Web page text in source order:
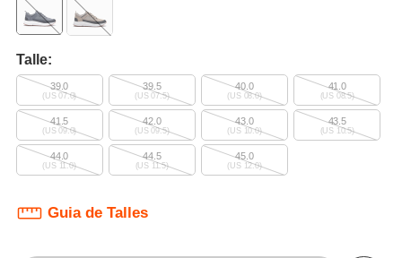
Talle:
39.0
(US 07.0)
39.5
(US 07.5)
40.0
(US 08.0)
41.0
(US 08.5)
41.5
(US 09.0)
42.0
(US 09.5)
43.0
(US 10.0)
43.5
(US 10.5)
44.0
(US 11.0)
44.5
(US 11.5)
45.0
(US 12.0)
Guia de Talles